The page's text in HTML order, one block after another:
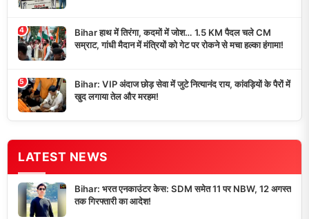
4
Bihar हाथ में तिरंगा, कदमों में जोश… 1.5 KM पैदल चले CM
सम्राट, गांधी मैदान में मंत्रियों को गेट पर रोकने से मचा हल्का हंगामा!
5
Bihar: VIP अंदाज छोड़ सेवा में जुटे नित्यानंद राय, कांवड़ियों के पैरों में
खुद लगाया तेल और मरहम!
LATEST NEWS
Bihar: भरत एनकाउंटर केस: SDM समेत 11 पर NBW, 12 अगस्त
तक गिरफ्तारी का आदेश!